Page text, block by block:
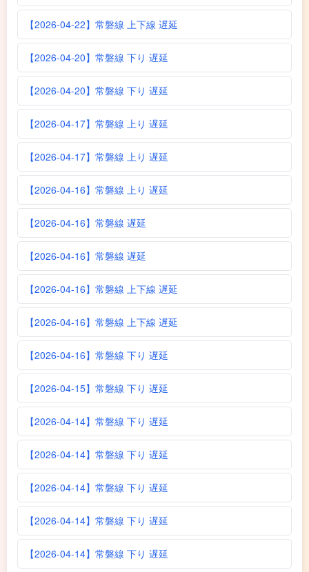
【2026-04-22】常磐線 上下線 遅延
【2026-04-20】常磐線 下り 遅延
【2026-04-20】常磐線 下り 遅延
【2026-04-17】常磐線 上り 遅延
【2026-04-17】常磐線 上り 遅延
【2026-04-16】常磐線 上り 遅延
【2026-04-16】常磐線 遅延
【2026-04-16】常磐線 遅延
【2026-04-16】常磐線 上下線 遅延
【2026-04-16】常磐線 上下線 遅延
【2026-04-16】常磐線 下り 遅延
【2026-04-15】常磐線 下り 遅延
【2026-04-14】常磐線 下り 遅延
【2026-04-14】常磐線 下り 遅延
【2026-04-14】常磐線 下り 遅延
【2026-04-14】常磐線 下り 遅延
【2026-04-14】常磐線 下り 遅延